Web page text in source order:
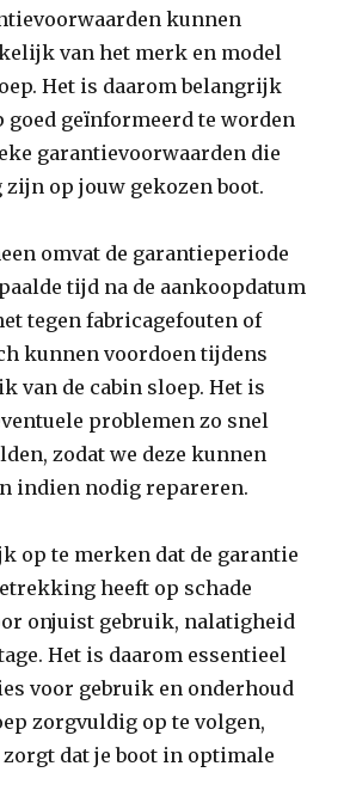
kunnen
van het merk en model
Het is daarom belangrijk
goed geïnformeerd te worden
garantievoorwaarden die
zijn op jouw gekozen boot.
omvat de garantieperiode
tijd na de aankoopdatum
tegen fabricagefouten of
kunnen voordoen tijdens
van de cabin sloep. Het is
problemen zo snel
zodat we deze kunnen
indien nodig repareren.
op te merken dat de garantie
heeft op schade
onjuist gebruik, nalatigheid
Het is daarom essentieel
voor gebruik en onderhoud
zorgvuldig op te volgen,
dat je boot in optimale